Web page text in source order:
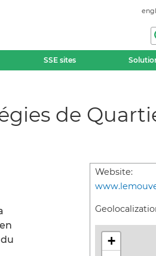
SSE sites
de
Website:
+